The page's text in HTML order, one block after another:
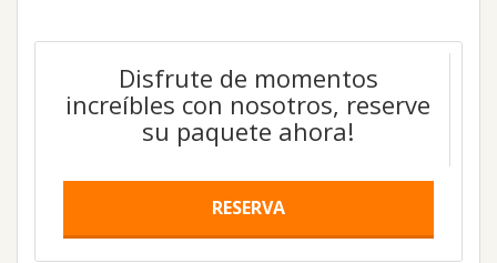
Disfrute de momentos
increíbles con nosotros, reserve
su paquete ahora!
RESERVA